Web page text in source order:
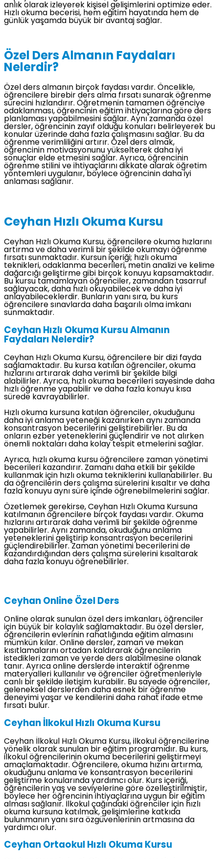
anlık olarak izleyerek kişisel gelişimlerini optimize eder.
Hızlı okuma becerisi, hem eğitim hayatında hem de
günlük yaşamda büyük bir avantaj sağlar.
Özel Ders Almanın Faydaları
Nelerdir?
Özel ders almanın birçok faydası vardır. Öncelikle,
öğrencilere birebir ders alma fırsatı sunarak öğrenme
sürecini hızlandırır. Öğretmenin tamamen öğrenciye
odaklanması, öğrencinin eğitim ihtiyaçlarına göre ders
planlaması yapabilmesini sağlar. Aynı zamanda özel
dersler, öğrencinin zayıf olduğu konuları belirleyerek bu
konular üzerinde daha fazla çalışmasını sağlar. Bu da
öğrenme verimliliğini artırır. Özel ders almak,
öğrencinin motivasyonunu yükselterek daha iyi
sonuçlar elde etmesini sağlar. Ayrıca, öğrencinin
öğrenme stilini ve ihtiyaçlarını dikkate alarak öğretim
yöntemleri uygulanır, böylece öğrencinin daha iyi
anlaması sağlanır.
Ceyhan Hızlı Okuma Kursu
Ceyhan Hızlı Okuma Kursu, öğrencilere okuma hızlarını
artırma ve daha verimli bir şekilde okumayı öğrenme
fırsatı sunmaktadır. Kursun içeriği; hızlı okuma
teknikleri, odaklanma becerileri, metin analizi ve kelime
dağarcığı geliştirme gibi birçok konuyu kapsamaktadır.
Bu kursu tamamlayan öğrenciler, zamandan tasarruf
sağlayacak, daha hızlı okuyabilecek ve daha iyi
anlayabileceklerdir. Bunların yanı sıra, bu kurs
öğrencilere sınavlarda daha başarılı olma imkanı
sunmaktadır.
Ceyhan Hızlı Okuma Kursu Almanın
Faydaları Nelerdir?
Ceyhan Hızlı Okuma Kursu, öğrencilere bir dizi fayda
sağlamaktadır. Bu kursa katılan öğrenciler, okuma
hızlarını artırarak daha verimli bir şekilde bilgi
alabilirler. Ayrıca, hızlı okuma becerileri sayesinde daha
hızlı öğrenme yapabilir ve daha fazla konuyu kısa
sürede kavrayabilirler.
Hızlı okuma kursuna katılan öğrenciler, okuduğunu
daha iyi anlama yeteneği kazanırken aynı zamanda
konsantrasyon becerilerini geliştirebilirler. Bu da
onların ezber yeteneklerini güçlendirir ve not alırken
önemli noktaları daha kolay tespit etmelerini sağlar.
Ayrıca, hızlı okuma kursu öğrencilere zaman yönetimi
becerileri kazandırır. Zamanı daha etkili bir şekilde
kullanmak için hızlı okuma tekniklerini kullanabilirler. Bu
da öğrencilerin ders çalışma sürelerini kısaltır ve daha
fazla konuyu aynı süre içinde öğrenebilmelerini sağlar.
Özetlemek gerekirse, Ceyhan Hızlı Okuma Kursuna
katılmanın öğrencilere birçok faydası vardır. Okuma
hızlarını artırarak daha verimli bir şekilde öğrenme
yapabilirler. Aynı zamanda, okuduğunu anlama
yeteneklerini geliştirip konsantrasyon becerilerini
güçlendirebilirler. Zaman yönetimi becerilerini de
kazandırdığından ders çalışma sürelerini kısaltarak
daha fazla konuyu öğrenebilirler.
Ceyhan Online Özel Ders
Online olarak sunulan özel ders imkanları, öğrenciler
için büyük bir kolaylık sağlamaktadır. Bu özel dersler,
öğrencilerin evlerinin rahatlığında eğitim almasını
mümkün kılar. Online dersler, zaman ve mekan
kısıtlamalarını ortadan kaldırarak öğrencilerin
istedikleri zaman ve yerde ders alabilmesine olanak
tanır. Ayrıca online derslerde interaktif öğrenme
materyalleri kullanılır ve öğrenciler öğretmenleriyle
canlı bir şekilde iletişim kurabilir. Bu sayede öğrenciler,
geleneksel derslerden daha esnek bir öğrenme
deneyimi yaşar ve kendilerini daha rahat ifade etme
fırsatı bulur.
Ceyhan İlkokul Hızlı Okuma Kursu
Ceyhan İlkokul Hızlı Okuma Kursu, ilkokul öğrencilerine
yönelik olarak sunulan bir eğitim programıdır. Bu kurs,
ilkokul öğrencilerinin okuma becerilerini geliştirmeyi
amaçlamaktadır. Öğrencilere, okuma hızını artırma,
okuduğunu anlama ve konsantrasyon becerilerini
geliştirme konularında yardımcı olur. Kurs içeriği,
öğrencilerin yaş ve seviyelerine göre özelleştirilmiştir,
böylece her öğrencinin ihtiyaçlarına uygun bir eğitim
alması sağlanır. İlkokul çağındaki öğrenciler için hızlı
okuma kursuna katılmak, gelişimlerine katkıda
bulunmanın yanı sıra özgüvenlerinin artmasına da
yardımcı olur.
Ceyhan Ortaokul Hızlı Okuma Kursu